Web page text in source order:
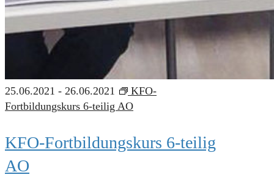
25.06.2021 - 26.06.2021
KFO-
Fortbildungskurs 6-teilig AO
KFO-Fortbildungskurs 6-teilig
AO